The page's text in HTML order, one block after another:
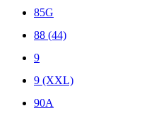
85G
88 (44)
9
9 (XXL)
90A